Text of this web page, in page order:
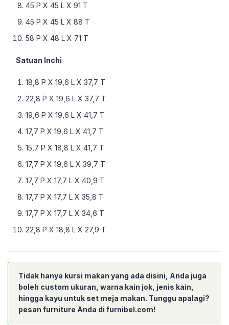
45 P X 45 L X 91 T
45 P X 45 L X 88 T
58 P X 48 L X 71 T
Satuan Inchi
18,8 P X 19,6 L X 37,7 T
22,8 P X 19,6 L X 37,7 T
19,6 P X 19,6 L X 41,7 T
17,7 P X 19,6 L X 41,7 T
15,7 P X 18,8 L X 41,7 T
17,7 P X 19,6 L X 39,7 T
17,7 P X 17,7 L X 40,9 T
17,7 P X 17,7 L X 35,8 T
17,7 P X 17,7 L X 34,6 T
22,8 P X 18,8 L X 27,9 T
Tidak hanya kursi makan yang ada disini, Anda juga
boleh custom ukuran, warna kain jok, jenis kain,
hingga kayu untuk set meja makan. Tunggu apalagi?
pesan furniture Anda di furnibel.com!